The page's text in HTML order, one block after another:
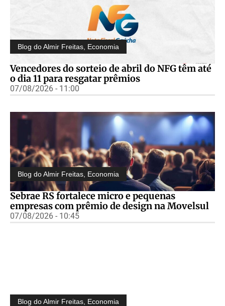
Blog do Almir Freitas Economia
Vencedores do sorteio de abril do NFG têm até
o dia 11 para resgatar prêmios
07/08/2026 - 11:00
Blog do Almir Freitas Economia
Sebrae RS fortalece micro e pequenas
empresas com prêmio de design na Movelsul
07/08/2026 - 10:45
Blog do Almir Freitas Economia